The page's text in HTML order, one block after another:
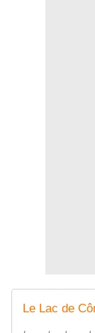
Le Lac de